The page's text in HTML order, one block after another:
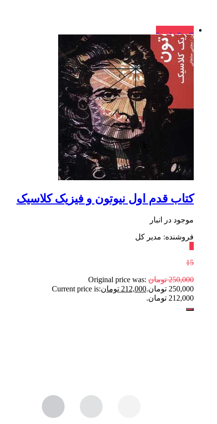
کتاب قدم‌ اول نیوتون و فیزیک کلاسیک
موجود در انبار
فروشنده: مدیر کل
15
250,000 تومان Original price was:
250,000 تومان.
212,000 تومانCurrent price is:
212,000 تومان.